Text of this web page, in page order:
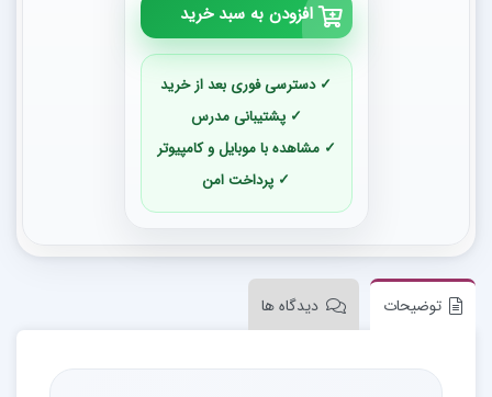
افزودن به سبد خرید
✓ دسترسی فوری بعد از خرید
✓ پشتیبانی مدرس
✓ مشاهده با موبایل و کامپیوتر
✓ پرداخت امن
توضیحات دیدگاه ها